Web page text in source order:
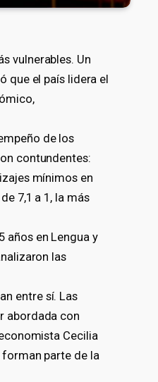
vulnerables. Un
que el país lidera el
de los
contundentes:
mínimos en
7,1 a 1, la más
años en Lengua y
las
entre sí. Las
abordada con
Cecilia
parte de la